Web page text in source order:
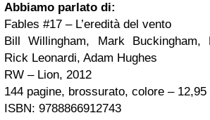
Abbiamo parlato di:
Fables #17 – L’eredità del vento
Bill Willingham, Mark Buckingham,
Rick Leonardi, Adam Hughes
RW – Lion, 2012
144 pagine, brossurato, colore – 12,95
ISBN: 9788866912743